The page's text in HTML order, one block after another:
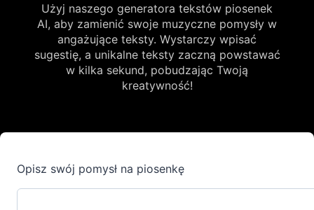
Użyj naszego generatora tekstów piosenek
AI, aby zamienić swoje muzyczne pomysły w
angażujące teksty. Wystarczy wpisać
sugestię, a unikalne teksty zaczną powstawać
w kilka sekund, pobudzając Twoją
kreatywność!
Opisz swój pomysł na piosenkę